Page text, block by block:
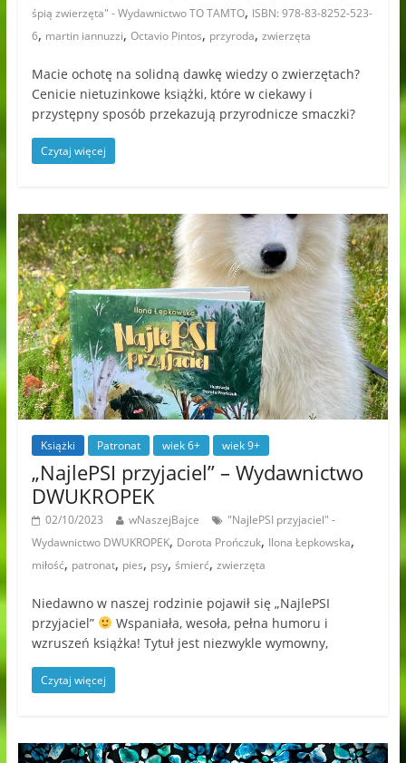
śpią zwierzęta" - Wydawnictwo TO TAMTO, ISBN: 978-83-8252-523-
6, martin iannuzzi, Octavio Pintos, przyroda, zwierzęta
Macie ochotę na solidną dawkę wiedzy o zwierzętach?
Cenicie nietuzinkowe książki, które w ciekawy i
przystępny sposób przekazują przyrodnicze smaczki?
Czytaj więcej
Książki Patronat wiek 6+ wiek 9+
„NajlePSI przyjaciel” – Wydawnictwo
DWUKROPEK
02/10/2023 wNaszejBajce
"NajlePSI przyjaciel" -
Wydawnictwo DWUKROPEK, Dorota Prończuk, Ilona Łepkowska,
miłość, patronat, pies, psy, śmierć, zwierzęta
Niedawno w naszej rodzinie pojawił się „NajlePSI
przyjaciel”
Wspaniała, wesoła, pełna humoru i
wzruszeń książka! Tytuł jest niezwykle wymowny,
Czytaj więcej